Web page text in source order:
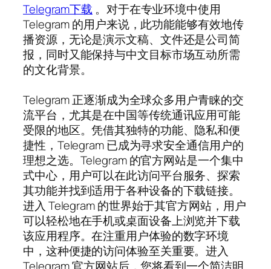
Telegram下载 。对于在专业环境中使用
Telegram 的用户来说，此功能能够有效地传
播资源，无论是演示文稿、文件还是公司简
报，同时又能保持与中文目标市场互动所需
的文化背景。
Telegram 正逐渐成为全球众多用户青睐的交
流平台，尤其是在中国等传统通讯应用可能
受限的地区。凭借其独特的功能、隐私和便
捷性，Telegram 已成为寻求安全通信用户的
理想之选。Telegram 的官方网站是一个集中
式中心，用户可以在此访问平台服务、探索
其功能并找到适用于各种设备的下载链接。
进入 Telegram 的世界始于其官方网站，用户
可以轻松地在手机或桌面设备上浏览并下载
该应用程序。在注重用户体验的数字环境
中，这种便捷的访问体验至关重要。进入